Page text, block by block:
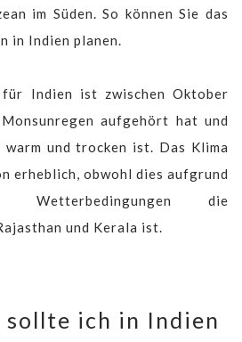
im Süden. So können Sie das
in Indien planen.
Indien ist zwischen Oktober
aufgehört hat und
warm und trocken ist. Das Klima
erheblich, obwohl dies aufgrund
Wetterbedingungen die
und Kerala ist.
sollte ich in Indien